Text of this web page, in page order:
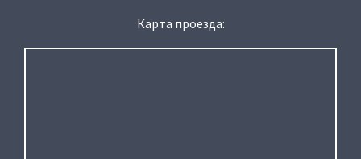
Карта проезда: